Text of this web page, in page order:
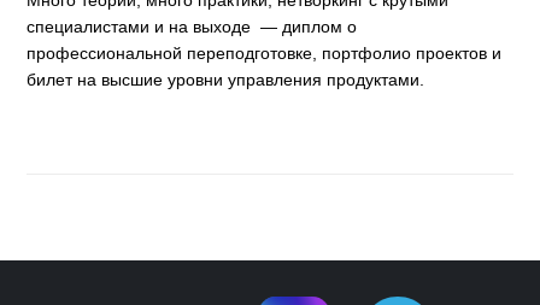
специалистами и на выходе — диплом о
профессиональной переподготовке, портфолио проектов и
билет на высшие уровни управления продуктами.